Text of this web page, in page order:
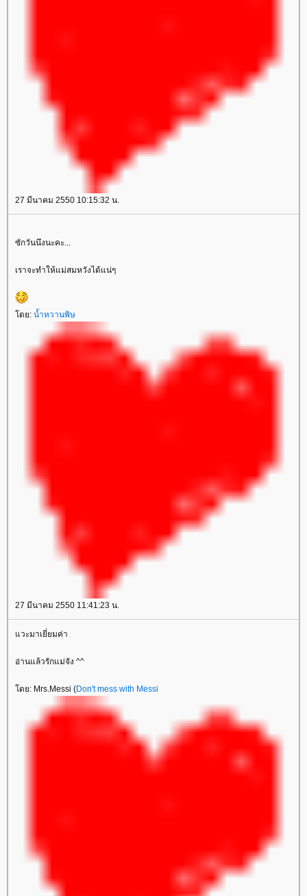
27 มีนาคม 2550 10:15:32 น.
ซักวันนึงนะคะ...
เราจะทำให้แม่สมหวังได้แน่ๆ
ดย: น้ำหวานพิษ
27 มีนาคม 2550 11:41:23 น.
วะมาเยี่ยมค่า
อ่านแล้วรักแม่จัง ^^
ดย: Mrs.Messi (Don't mess with Messi